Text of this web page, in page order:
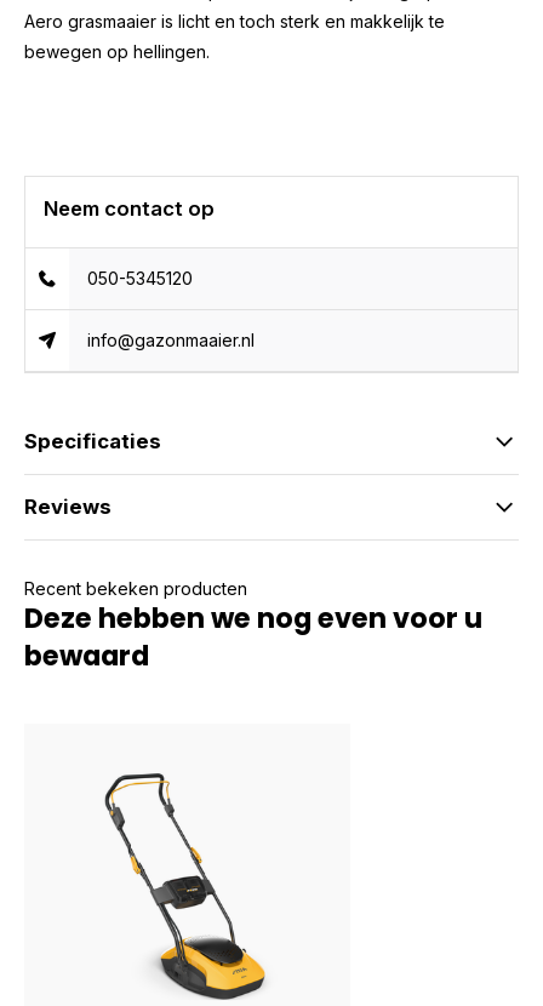
Aero grasmaaier is licht en toch sterk en makkelijk te
bewegen op hellingen.
Neem contact op
050-5345120
info@gazonmaaier.nl
Specificaties
Reviews
Recent bekeken producten
Deze hebben we nog even voor u
bewaard